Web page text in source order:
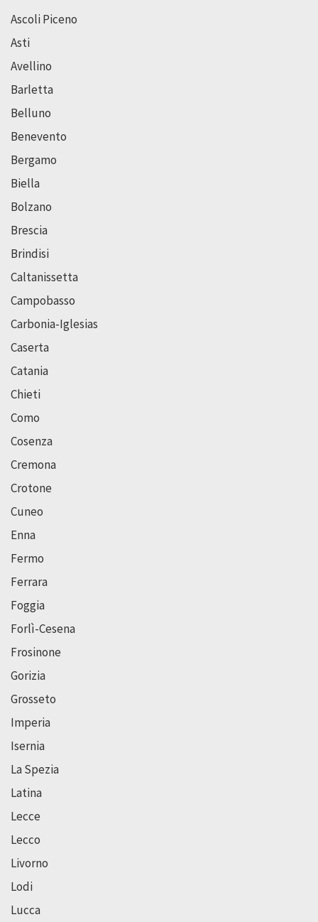
Ascoli Piceno
Asti
Avellino
Barletta
Belluno
Benevento
Bergamo
Biella
Bolzano
Brescia
Brindisi
Caltanissetta
Campobasso
Carbonia-Iglesias
Caserta
Catania
Chieti
Como
Cosenza
Cremona
Crotone
Cuneo
Enna
Fermo
Ferrara
Foggia
Forlì-Cesena
Frosinone
Gorizia
Grosseto
Imperia
Isernia
La Spezia
Latina
Lecce
Lecco
Livorno
Lodi
Lucca